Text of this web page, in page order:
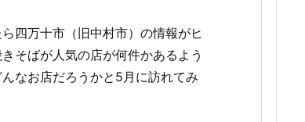
四万十市（旧中村市）の情報がヒ
そばが人気の店が何件かあるよう
なお店だろうかと5月に訪れてみ